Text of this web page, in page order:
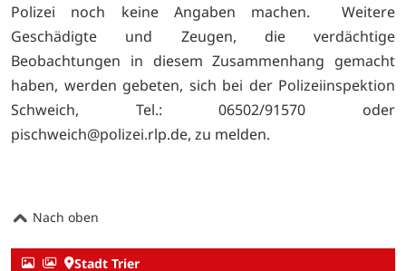
Polizei noch keine Angaben machen. Weitere
Geschädigte und Zeugen, die verdächtige
Beobachtungen in diesem Zusammenhang gemacht
haben, werden gebeten, sich bei der Polizeiinspektion
Schweich, Tel.: 06502/91570 oder
pischweich@polizei.rlp.de, zu melden.
Nach oben
Stadt Trier